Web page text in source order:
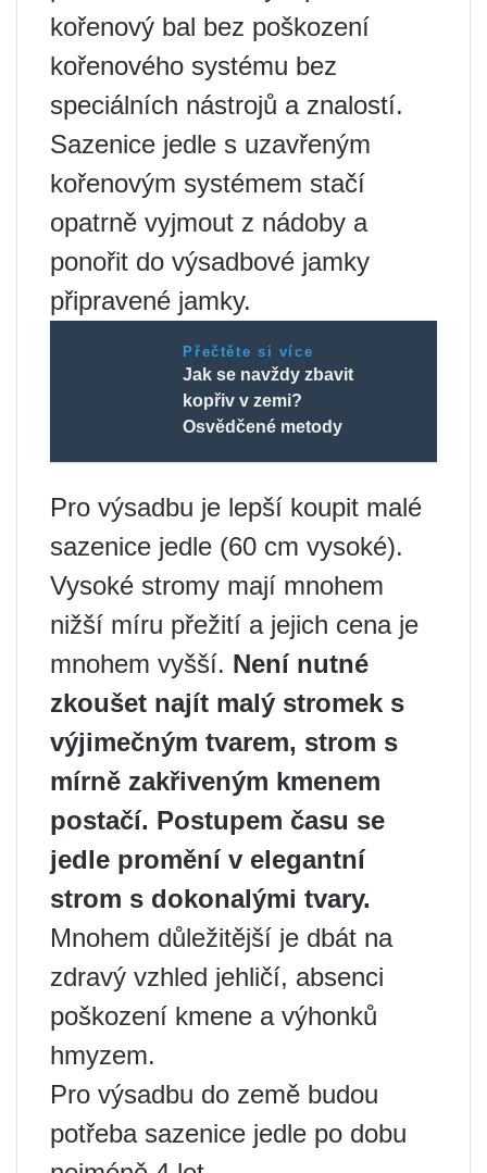
kořenový bal bez poškození
kořenového systému bez
speciálních nástrojů a znalostí.
Sazenice jedle s uzavřeným
kořenovým systémem stačí
opatrně vyjmout z nádoby a
ponořit do výsadbové jamky
připravené jamky.
Přečtěte si více
Jak se navždy zbavit
kopřiv v zemi?
Osvědčené metody
Pro výsadbu je lepší koupit malé
sazenice jedle (60 cm vysoké).
Vysoké stromy mají mnohem
nižší míru přežití a jejich cena je
mnohem vyšší. Není nutné
zkoušet najít malý stromek s
výjimečným tvarem, strom s
mírně zakřiveným kmenem
postačí. Postupem času se
jedle promění v elegantní
strom s dokonalými tvary.
Mnohem důležitější je dbát na
zdravý vzhled jehličí, absenci
poškození kmene a výhonků
hmyzem.
Pro výsadbu do země budou
potřeba sazenice jedle po dobu